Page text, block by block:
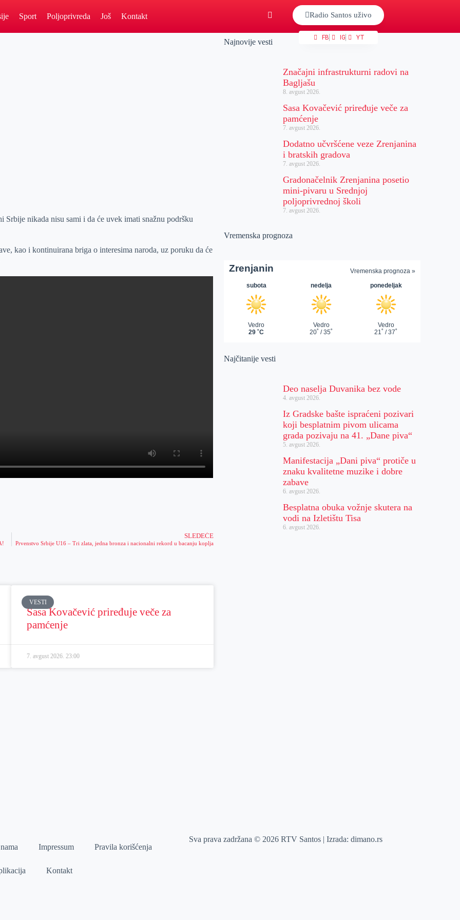
Sport Poljoprivreda Još Kontakt Radio Santos uživo
FB IG YT
Srbije nikada nisu sami i da će uvek imati snažnu podršku
kao i kontinuirana briga o interesima naroda, uz poruku da će
SLEDEĆE
Prvenstvo Srbije U16 – Tri zlata, jedna bronza i nacionalni rekord u bacanju koplja
VESTI
Sasa Kovačević priređuje veče za
pamćenje
7. avgust 2026. 23:00
Najnovije vesti
Značajni infrastrukturni radovi na
Bagljašu
8. avgust 2026.
Sasa Kovačević priređuje veče za
pamćenje
7. avgust 2026.
Dodatno učvršćene veze Zrenjanina
i bratskih gradova
7. avgust 2026.
Gradonačelnik Zrenjanina posetio
mini-pivaru u Srednjoj
poljoprivrednoj školi
7. avgust 2026.
Vremenska prognoza
Najčitanije vesti
Deo naselja Duvanika bez vode
4. avgust 2026.
Iz Gradske bašte ispraćeni pozivari
koji besplatnim pivom ulicama
grada pozivaju na 41. „Dane piva“
5. avgust 2026.
Manifestacija „Dani piva“ protiče u
znaku kvalitetne muzike i dobre
zabave
6. avgust 2026.
Besplatna obuka vožnje skutera na
vodi na Izletištu Tisa
6. avgust 2026.
Impressum Pravila korišćenja
Kontakt
Sva prava zadržana © 2026 RTV Santos | Izrada:dimano.rs